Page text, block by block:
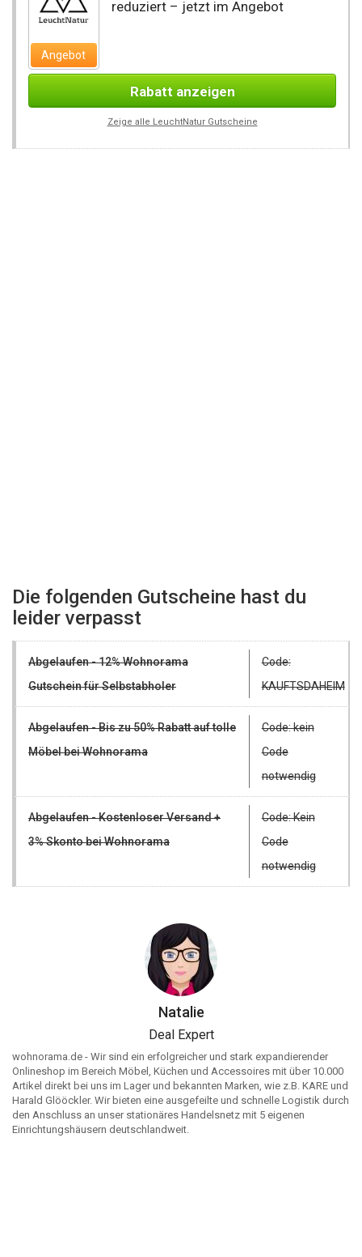
Angebot
reduziert – jetzt im Angebot
Rabatt anzeigen
Zeige alle LeuchtNatur Gutscheine
Die folgenden Gutscheine hast du
leider verpasst
Abgelaufen - 12% Wohnorama
Gutschein für Selbstabholer
Code:
KAUFTSDAHEIM
Abgelaufen - Bis zu 50% Rabatt auf tolle
Möbel bei Wohnorama
Code: kein
Code
notwendig
Abgelaufen - Kostenloser Versand +
3% Skonto bei Wohnorama
Code: Kein
Code
notwendig
Natalie
Deal Expert
wohnorama.de - Wir sind ein erfolgreicher und stark expandierender
Onlineshop im Bereich Möbel, Küchen und Accessoires mit über 10.000
Artikel direkt bei uns im Lager und bekannten Marken, wie z.B. KARE und
Harald Glööckler. Wir bieten eine ausgefeilte und schnelle Logistik durch
den Anschluss an unser stationäres Handelsnetz mit 5 eigenen
Einrichtungshäusern deutschlandweit.